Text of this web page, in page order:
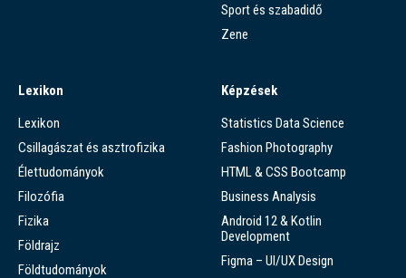
Sport és szabadidő
Zene
Lexikon
Lexikon
Csillagászat és asztrofizika
Élettudományok
Filozófia
Fizika
Földrajz
Földtudományok
Képzések
Statistics Data Science
Fashion Photography
HTML & CSS Bootcamp
Business Analysis
Android 12 & Kotlin
Development
Figma – UI/UX Design